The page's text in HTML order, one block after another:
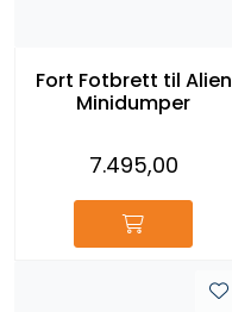
Fort Fotbrett til Alien
Minidumper
7.495,00
Slåmaskin